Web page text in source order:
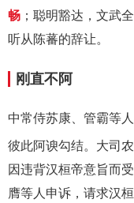
畅 ；聪明豁达，文武
听从陈蕃的辞让。
刚直不阿
中常侍苏康、管霸等
彼此阿谀勾结。大司农
因违背汉桓帝意旨而
膺等人申诉，请求汉